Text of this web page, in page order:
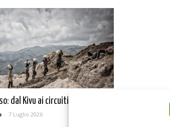
dal Kivu ai circuiti integrati
- 7 Luglio 2026